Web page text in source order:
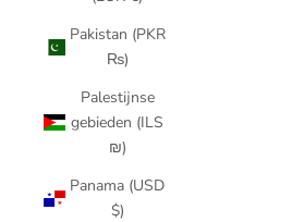
Pakistan (PKR
₨)
Palestijnse
gebieden (ILS
₪)
Panama (USD
$)